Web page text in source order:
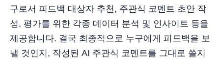
구로서 피드백 대상자 추천, 주관식 코멘트 초안 작
성, 평가를 위한 각종 데이터 분석 및 인사이트 등을
제공합니다. 결국 최종적으로 누구에게 피드백을 보
낼 것인지, 작성된 AI 주관식 코멘트를 그대로 쓸지